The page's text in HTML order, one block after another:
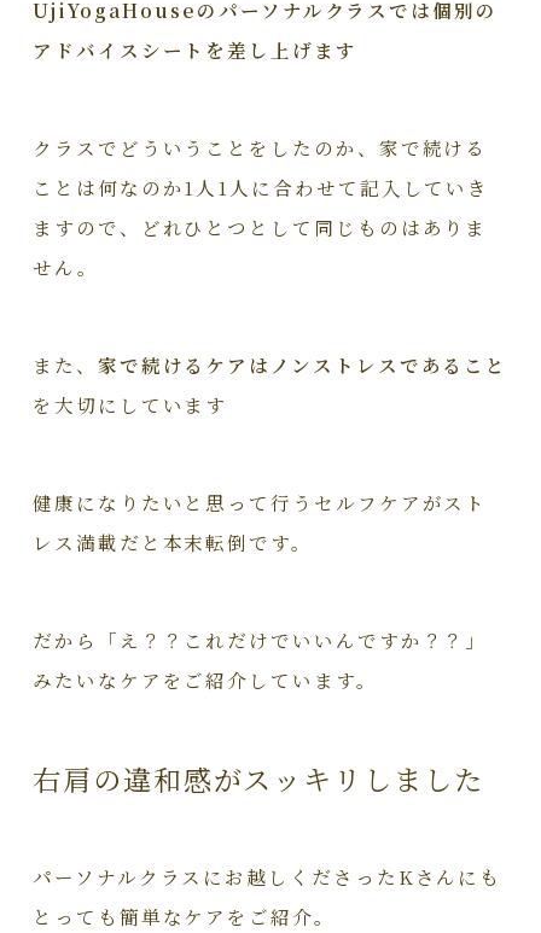
UjiYogaHouseのパーソナルクラスでは個別の
アドバイスシートを差し上げます
クラスでどういうことをしたのか、家で続ける
ことは何なのか1人1人に合わせて記入していき
ますので、どれひとつとして同じものはありま
せん。
また、 家で続けるケアはノンストレスであること
を大切にしています
健康になりたいと思って行うセルフケアがスト
レス満載だと本末転倒です。
だから「え？？これだけでいいんですか？？」
みたいなケアをご紹介しています。
右肩の違和感がスッキリしました
パーソナルクラスにお越しくださったKさんにも
とっても簡単なケアをご紹介。